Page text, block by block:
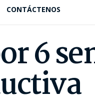
CONTÁCTENOS
6